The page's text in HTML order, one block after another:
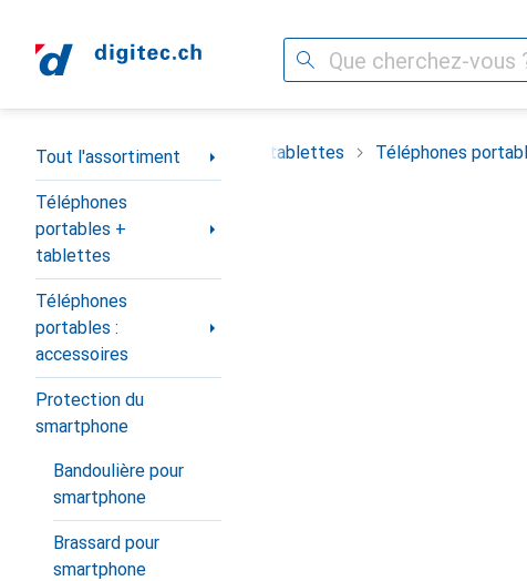
Recherche
Navigation par catégorie
Tout l'assortiment
Téléphones
portables +
tablettes
Téléphones
portables :
accessoires
Protection du
smartphone
Bandoulière pour
smartphone
Brassard pour
smartphone
Téléphones portables + tablettes Téléphones